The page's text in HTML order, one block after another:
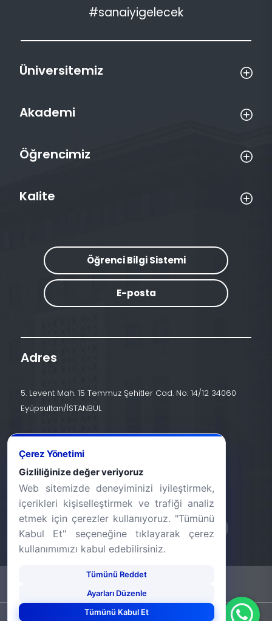
#sanaiyigelecek
Üniversitemiz
Akademi
Öğrencimiz
Kalite
Öğrenci Bilgi Sistemi
E-posta
Adres
5. Levent Mah. 15 Temmuz Şehitler Cad. No: 14/12 34060
Eyüpsultan/İSTANBUL
+90 (212) 924 24 44
info@halic.edu.tr
Çerez Yönetimi
Gizliliğinize değer veriyoruz
Web sitemizde deneyiminizi iyileştirmek,
içerikleri kişiselleştirmek ve trafiği analiz
etmek için çerezler kullanıyoruz. "Tümünü
Kabul Et" seçeneğine tıklayarak çerez
kullanımımızı kabul edebilirsiniz.
Tümünü Reddet
Ayarları Düzenle
Tümünü Kabul Et